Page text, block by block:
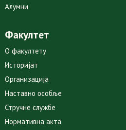
Алумни
Факултет
О факултету
Историјат
Организација
Наставно особље
Стручне службе
Нормативна акта